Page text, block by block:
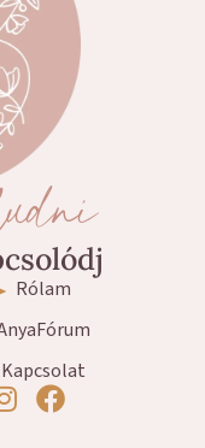
Rólam
Kapcsolat